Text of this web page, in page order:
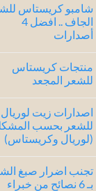
شامبو كريستاس
الجاف .. افضل 4
أصدارات
تعليقات
على
شامبو
الجاف
..
افضل
4
أصدارات
منتجات كريستاس
للشعر المجعد
تعليقات
على
منتجات
كريستاس
للشعر
المجعد
اصدارات زيت لوريال
للشعر بحسب
(لوريال وكريستاس)
تعليقات
على
اصدارات
تجنب اضرار صبغ
بـ 6 نصائح من خبراء